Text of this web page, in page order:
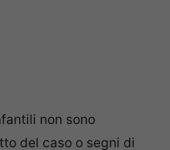
non sono
del caso o segni di